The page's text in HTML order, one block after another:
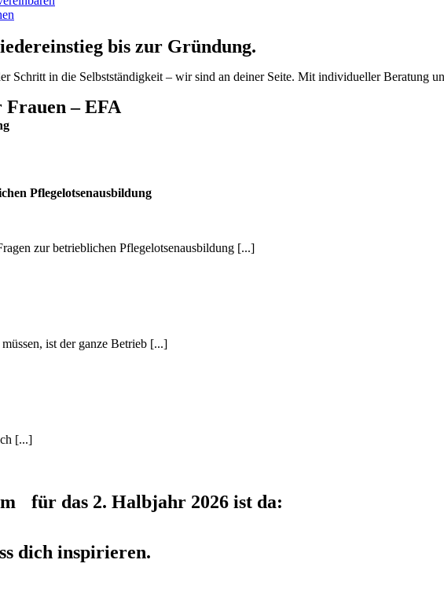
bis zur Gründung.
Schritt in die Selbstständigkeit – wir sind an deiner Seite. Mit individueller Beratung
– EFA
Pflegelotsenausbildung
zur betrieblichen Pflegelotsenausbildung [...]
ist der ganze Betrieb [...]
[...]
für das 2. Halbjahr 2026 ist da:
dich inspirieren.